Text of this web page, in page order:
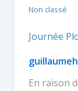
Non classé
Journée
En raison